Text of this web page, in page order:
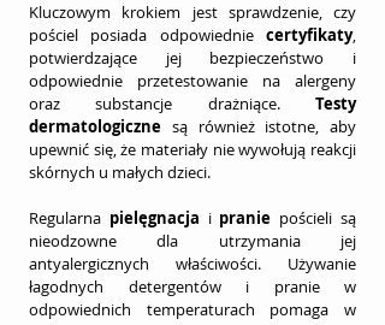
Kluczowym krokiem jest sprawdzenie, czy
pościel posiada odpowiednie certyfikaty,
potwierdzające jej bezpieczeństwo i
odpowiednie przetestowanie na alergeny
oraz substancje drażniące. Testy
dermatologiczne są również istotne, aby
upewnić się, że materiały nie wywołują reakcji
skórnych u małych dzieci.
Regularna pielęgnacja i pranie pościeli są
nieodzowne dla utrzymania jej
antyalergicznych właściwości. Używanie
łagodnych detergentów i pranie w
odpowiednich temperaturach pomaga w